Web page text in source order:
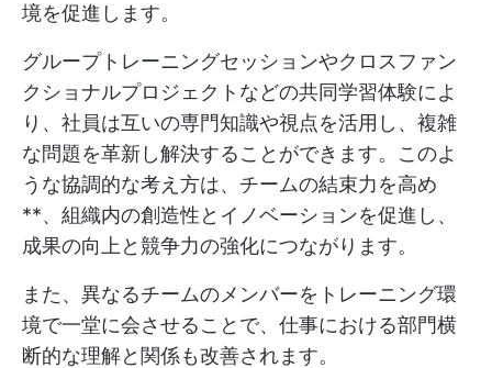
境を促進します。
グループトレーニングセッションやクロスファン
クショナルプロジェクトなどの共同学習体験によ
り、社員は互いの専門知識や視点を活用し、複雑
な問題を革新し解決することができます。このよ
うな協調的な考え方は、チームの結束力を高め
**、組織内の創造性とイノベーションを促進し、
成果の向上と競争力の強化につながります。
また、異なるチームのメンバーをトレーニング環
境で一堂に会させることで、仕事における部門横
断的な理解と関係も改善されます。